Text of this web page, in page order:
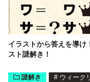
イラストから答えを導け
スト謎解き！
謎解き # ウィーク